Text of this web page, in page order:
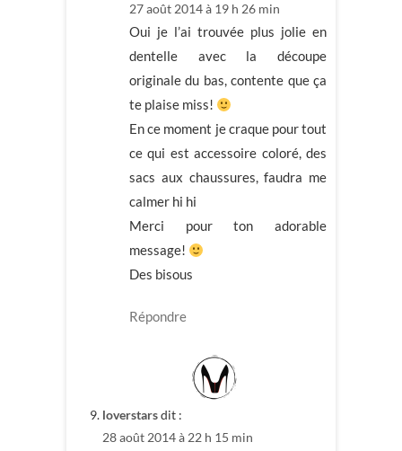
27 août 2014 à 19 h 26 min
Oui je l’ai trouvée plus jolie en
dentelle avec la découpe
originale du bas, contente que ça
te plaise miss!
En ce moment je craque pour tout
ce qui est accessoire coloré, des
sacs aux chaussures, faudra me
calmer hi hi
Merci pour ton adorable
message!
Des bisous
Répondre
loverstarsdit :
28 août 2014 à 22 h 15 min